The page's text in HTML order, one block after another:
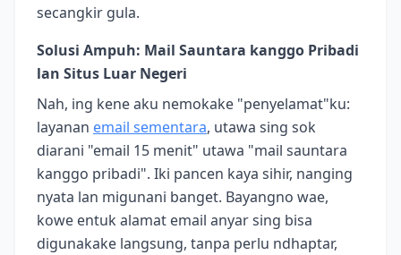
secangkir gula.
Solusi Ampuh: Mail Sauntara kanggo Pribadi
lan Situs Luar Negeri
Nah, ing kene aku nemokake "penyelamat"ku:
layanan email sementara, utawa sing sok
diarani "email 15 menit" utawa "mail sauntara
kanggo pribadi". Iki pancen kaya sihir, nanging
nyata lan migunani banget. Bayangno wae,
kowe entuk alamat email anyar sing bisa
digunakake langsung, tanpa perlu ndhaptar,